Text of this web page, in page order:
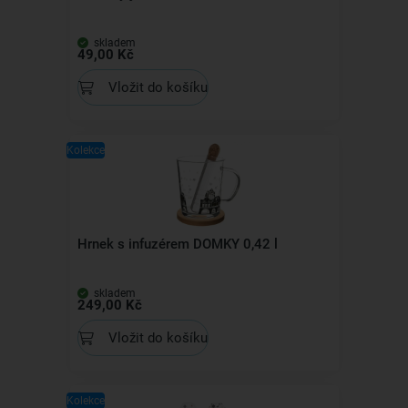
skladem
49,00 Kč
Vložit do košíku
Kolekce
Hrnek s infuzérem DOMKY 0,42 l
skladem
249,00 Kč
Vložit do košíku
Kolekce